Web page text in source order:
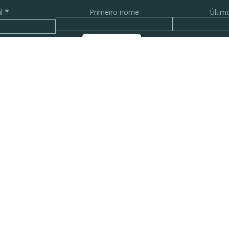
* Primeiro nome